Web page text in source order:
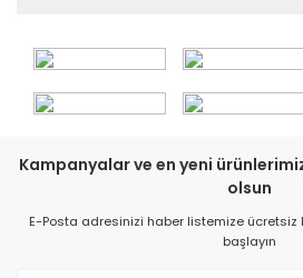
Kampanyalar ve en yeni
olsun
E-Posta adresinizi haber listemize
başlayın